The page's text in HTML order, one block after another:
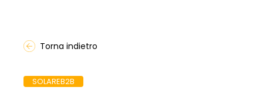
Torna indietro
SOLAREB2B